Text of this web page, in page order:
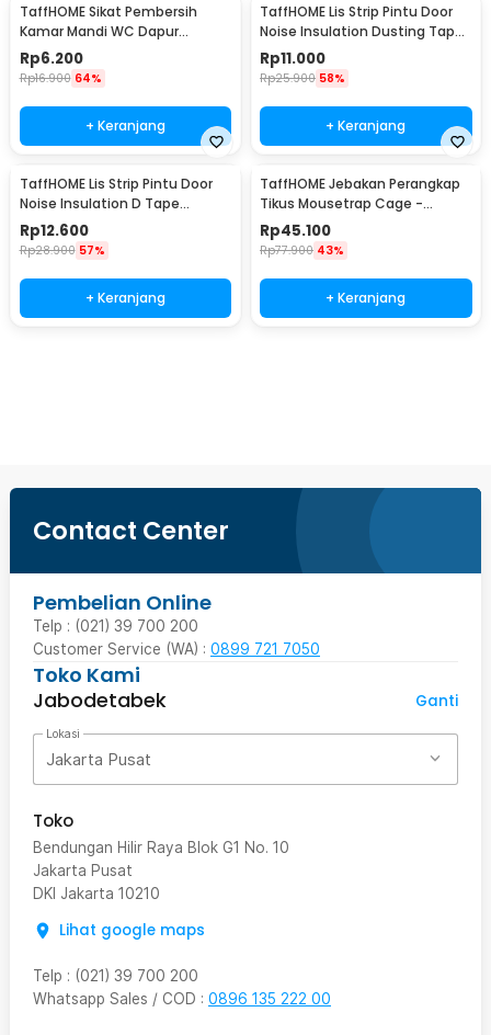
TaffHOME Sikat Pembersih
Kamar Mandi WC Dapur
Sponge Brush - 8211
Rp6.200
Rp16.900 64%
+ Keranjang
TaffHOME Lis Strip Pintu Door
Noise Insulation Dusting Tape
5Mx9mmx9mm - KK-061
Rp11.000
Rp25.900 58%
+ Keranjang
TaffHOME Lis Strip Pintu Door
Noise Insulation D Tape
9x6mm 10M - KK-062
Rp12.600
Rp28.900 57%
+ Keranjang
TaffHOME Jebakan Perangkap
Tikus Mousetrap Cage -
HU1999
Rp45.100
Rp77.900 43%
+ Keranjang
Contact Center
Pembelian Online
Telp : (021) 39 700 200
Customer Service (WA) : 0899 721 7050
Toko Kami
Jabodetabek
Ganti
Lokasi
Jakarta Pusat
Toko
Bendungan Hilir Raya Blok G1 No. 10
Jakarta Pusat
DKI Jakarta 10210
Lihat google maps
Telp : (021) 39 700 200
Whatsapp Sales / COD : 0896 135 222 00